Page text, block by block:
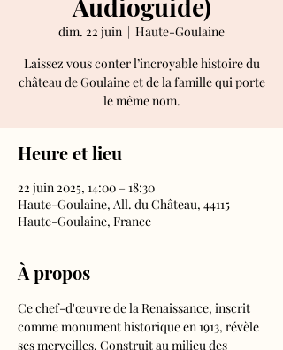
Audioguide)
dim. 22 juin
  |
Haute-Goulaine
Laissez vous conter l’incroyable histoire du
château de Goulaine et de la famille qui porte
le même nom.
Heure et lieu
22 juin 2025, 14:00 – 18:30
Haute-Goulaine, All. du Château, 44115
Haute-Goulaine, France
À propos
Ce chef-d'œuvre de la Renaissance, inscrit
comme monument historique en 1913, révèle
ses merveilles. Construit au milieu des